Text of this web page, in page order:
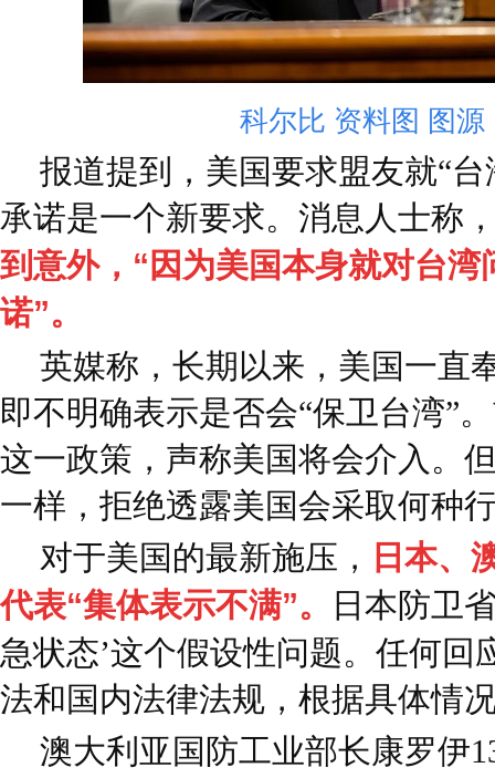
科尔比 资料图 图源
报道提到，美国要求盟友就“
承诺是一个新要求。消息人士称
到意外，“因为美国本身就对台湾
诺”。
英媒称，长期以来，美国一直
即不明确表示是否会“保卫台湾”
这一政策，声称美国将会介入。
一样，拒绝透露美国会采取何种
对于美国的最新施压，
日本、
代表“集体表示不满”。
日本防卫
急状态’这个假设性问题。任何回
法和国内法律法规，根据具体情
澳大利亚国防工业部长康罗伊